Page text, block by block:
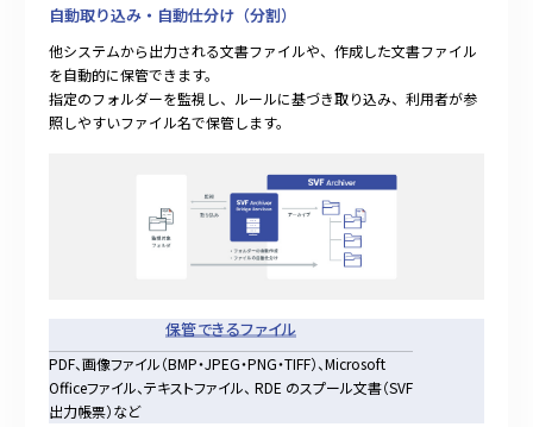
自動取り込み・自動仕分け（分割）
他システムから出⼒される⽂書ファイルや、作成した⽂書ファイル
を⾃動的に保管できます。
指定のフォルダーを監視し、ルールに基づき取り込み、利⽤者が参
照しやすいファイル名で保管します。
保管できるファイル
PDF、画像ファイル（BMP・JPEG・PNG・TIFF）、Microsoft
Officeファイル、テキストファイル、 RDE のスプール⽂書（SVF
出力帳票）など